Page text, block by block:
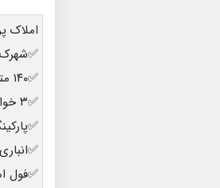
املاک
✅۱۴۰ متر مفید
✅۳ خوابه
✅انباری
✅فول